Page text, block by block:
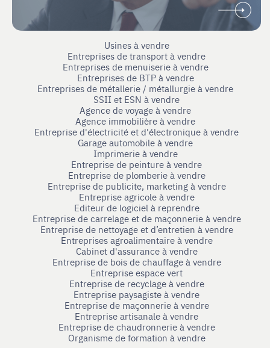
Usines à vendre
Entreprises de transport à vendre
Entreprises de menuiserie à vendre
Entreprises de BTP à vendre
Entreprises de métallerie / métallurgie à vendre
SSII et ESN à vendre
Agence de voyage à vendre
Agence immobilière à vendre
Entreprise d'électricité et d'électronique à vendre
Garage automobile à vendre
Imprimerie à vendre
Entreprise de peinture à vendre
Entreprise de plomberie à vendre
Entreprise de publicite, marketing à vendre
Entreprise agricole à vendre
Editeur de logiciel à reprendre
Entreprise de carrelage et de maçonnerie à vendre
Entreprise de nettoyage et d’entretien à vendre
Entreprises agroalimentaire à vendre
Cabinet d'assurance à vendre
Entreprise de bois de chauffage à vendre
Entreprise espace vert
Entreprise de recyclage à vendre
Entreprise paysagiste à vendre
Entreprise de maçonnerie à vendre
Entreprise artisanale à vendre
Entreprise de chaudronnerie à vendre
Organisme de formation à vendre